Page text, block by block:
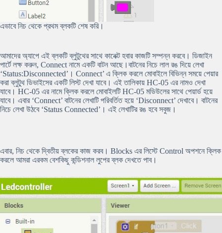
এভাবে নিচ থেকে প্রথম ব্লকটি শেষ করি।
আমাদের অ্যাপে এই ব্লকটি ব্লুটুথের সাথে কানেক্ট হবার কাজটি সম্পন্ন করবে। ডিজাইন
পার্টে লক্ষ করুন, Connect নামে একটি বাটন আছে।বাটনের নিচে লাল রঙ দিয়ে লেখা
‘Status:Disconnected’। Connect’ এ ক্লিক করলে মোবাইলে বিভিন্ন সময়ে পেয়ার
করা ব্লুটুথ ডিভাইসের একটি লিস্ট দেখা যাবে। এই তালিকায় HC-05 এর নামও দেখা
যাবে। HC-05 এর নামে ক্লিক করলে মোবাইলটি HC-05 মডিউলের সাথে পেয়ার্ড হয়ে
যাবে। এবার ‘Connect’ বাটনের লেখাটি পরিবর্তিত হয়ে ‘Disconnect’ দেখাবে। বাটনের
নিচে লেখা উঠবে ‘Status Connected’। এই লেখাটির রঙ হবে সবুজ।
এবার, নিচ থেকে দ্বিতীয় ব্লকের কাজ করব। Blocks এর লিস্টে Control অপশনে ক্লিক
করলে আমরা এরকম বেশকিছু কন্ডিশনাল লুপের ব্লক দেখতে পাব।